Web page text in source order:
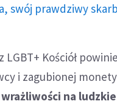
swój prawdziwy
Kościół
i zagubionej
na